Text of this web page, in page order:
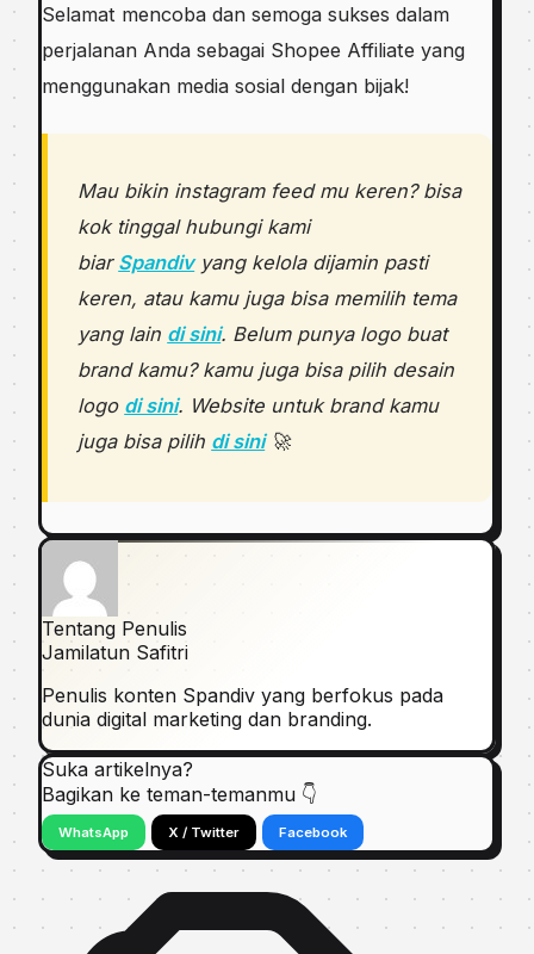
Selamat mencoba dan semoga sukses dalam
perjalanan Anda sebagai Shopee Affiliate yang
menggunakan media sosial dengan bijak!
Mau bikin instagram feed mu keren? bisa
kok tinggal hubungi kami
biar Spandivyang kelola dijamin pasti
keren, atau kamu juga bisa memilih tema
yang lain di sini. Belum punya logo buat
brand kamu? kamu juga bisa pilih desain
logo di sini. Website untuk brand kamu
juga bisa pilih di sini🚀
Tentang Penulis
Jamilatun Safitri
Penulis konten Spandiv yang berfokus pada
dunia digital marketing dan branding.
Suka artikelnya?
Bagikan ke teman-temanmu 👇
WhatsApp X / Twitter Facebook